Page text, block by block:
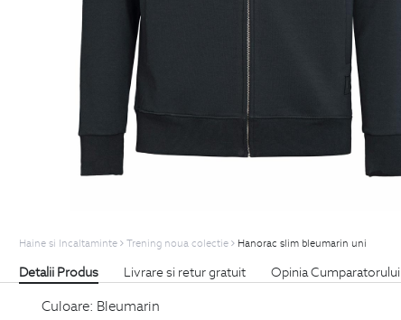
Haine si Incaltaminte Trening noua colectie Hanorac slim bleumarin uni
Detalii Produs Livrare si retur gratuit Opinia Cumparatorului
Culoare: Bleumarin